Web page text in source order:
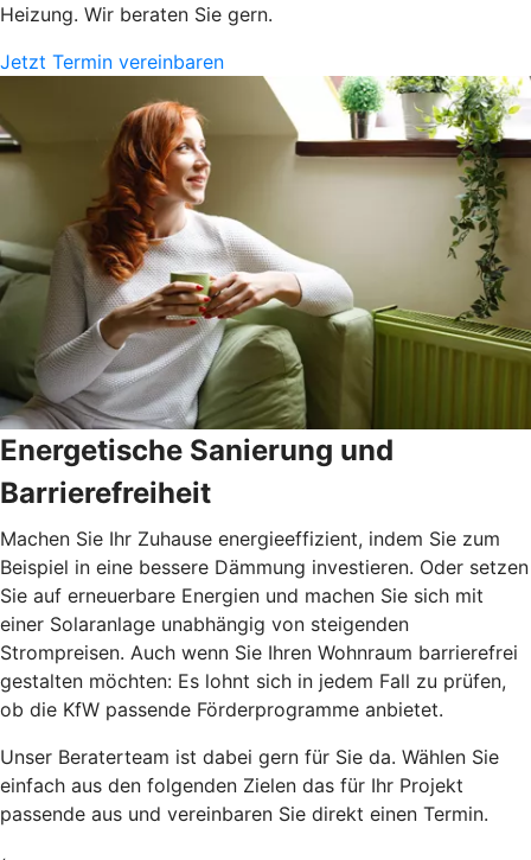
Heizung. Wir beraten Sie gern.
Jetzt Termin vereinbaren
Energetische Sanierung und
Barrierefreiheit
Machen Sie Ihr Zuhause energieeffizient, indem Sie zum
Beispiel in eine bessere Dämmung investieren. Oder setzen
Sie auf erneuerbare Energien und machen Sie sich mit
einer Solaranlage unabhängig von steigenden
Strompreisen. Auch wenn Sie Ihren Wohnraum barrierefrei
gestalten möchten: Es lohnt sich in jedem Fall zu prüfen,
ob die KfW passende Förderprogramme anbietet.
Unser Beraterteam ist dabei gern für Sie da. Wählen Sie
einfach aus den folgenden Zielen das für Ihr Projekt
passende aus und vereinbaren Sie direkt einen Termin.